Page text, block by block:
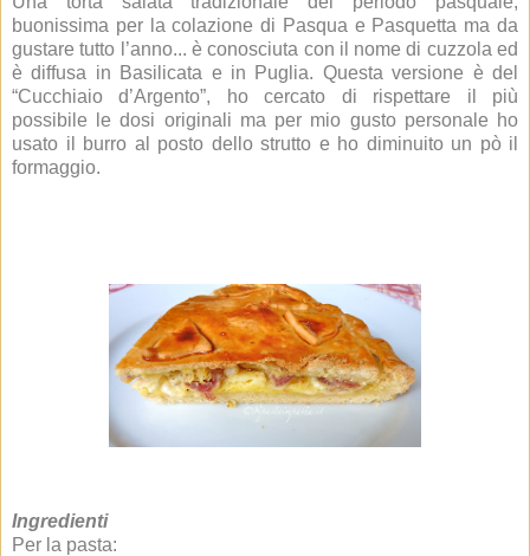
buonissima per la colazione di Pasqua e Pasquetta ma da
gustare tutto l’anno... è conosciuta con il nome di cuzzola ed
è diffusa in Basilicata e in Puglia. Questa versione è del
“Cucchiaio d’Argento”, ho cercato di rispettare il più
possibile le dosi originali ma per mio gusto personale ho
usato il burro al posto dello strutto e ho diminuito un pò il
formaggio.
Ingredienti
Per la pasta: